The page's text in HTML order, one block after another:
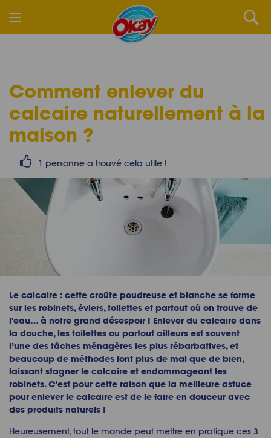
Comment enlever du
calcaire naturellement à la
maison ?
1 personne a trouvé cela utile !
Le calcaire : cette croûte poudreuse et blanche se forme
sur les robinets, éviers, toilettes et partout où on trouve de
l'eau… à notre grand désespoir ! Enlever du calcaire dans
la douche, les toilettes ou partout ailleurs est souvent
l’une des tâches ménagères les plus rébarbatives, et
beaucoup de méthodes font plus de mal que de bien,
laissant stagner le calcaire et endommageant les
robinets. C'est pour cette raison que la meilleure astuce
pour enlever le calcaire est de le faire en douceur avec
des produits naturels !
Heureusement, tout le monde peut mettre en pratique ces 3